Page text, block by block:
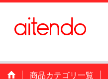
商品カテゴリ一覧